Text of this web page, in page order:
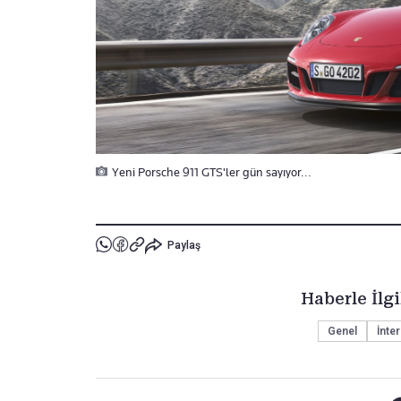
Yeni Porsche 911 GTS'ler gün sayıyor...
Paylaş
Haberle
Genel